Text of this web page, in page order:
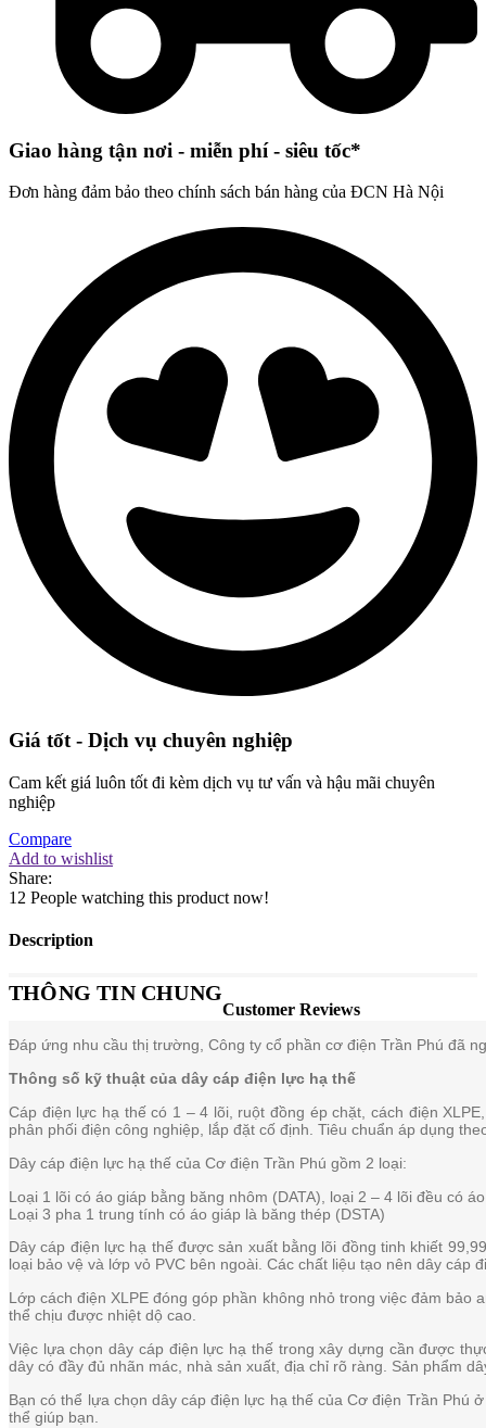
Giao hàng tận nơi - miễn phí - siêu tốc*
Đơn hàng đảm bảo theo chính sách bán hàng của ĐCN Hà Nội
Giá tốt - Dịch vụ chuyên nghiệp
Cam kết giá luôn tốt đi kèm dịch vụ tư vấn và hậu mãi chuyên
nghiệp
Compare
Add to wishlist
Share:
12 People watching this product now!
Description
THÔNG TIN CHUNG
Đáp ứng nhu cầu thị trường, Công ty cổ phần cơ điện Trần Phú đã
Thông số kỹ thuật của dây cáp điện lực hạ thế
Cáp điện lực hạ thế có 1 – 4 lõi, ruột đồng ép chặt, cách điện
phân phối điện công nghiệp, lắp đặt cố định. Tiêu chuẩn áp dụng
Dây cáp điện lực hạ thế của Cơ điện Trần Phú gồm 2 loại:
Loại 1 lõi có áo giáp bằng băng nhôm (DATA), loại 2 – 4 lõi đều có
Loại 3 pha 1 trung tính có áo giáp là băng thép (DSTA)
Dây cáp điện lực hạ thế được sản xuất bằng lõi đồng tinh khiết
loại bảo vệ và lớp vỏ PVC bên ngoài. Các chất liệu tạo nên dây
Lớp cách điện XLPE đóng góp phần không nhỏ trong việc đảm
thể chịu được nhiệt dộ cao.
Việc lựa chọn dây cáp điện lực hạ thế trong xây dựng cần được
dây có đầy đủ nhãn mác, nhà sản xuất, địa chỉ rõ ràng. Sản phẩm
Bạn có thể lựa chọn dây cáp điện lực hạ thế của Cơ điện Trần Phú
thể giúp bạn.
Customer Reviews